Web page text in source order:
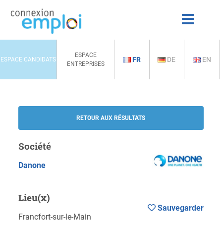
ESPACE CANDIDATS
ESPACE
ENTREPRISES
FR DE EN
RETOUR AUX RÉSULTATS
Société
Danone
Lieu(x)
Francfort-sur-le-Main
Sauvegarder